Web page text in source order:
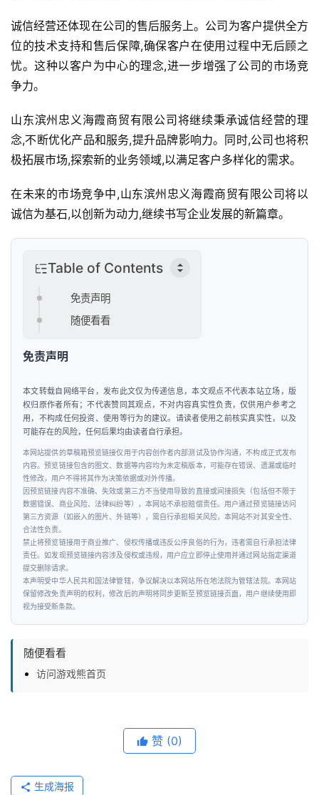
首
新
技
投
融
资
人
工
智
能
汽
车
出
行
诚信经营还体现在公司的售后服务上。公司为客户提供全方
位的技术支持和售后保障,确保客户在使用过程中无后顾之
忧。这种以客户为中心的理念,进一步增强了公司的市场竞
争力。
山东滨州忠义海霞商贸有限公司将继续秉承诚信经营的理
念,不断优化产品和服务,提升品牌影响力。同时,公司也将积
极拓展市场,探索新的业务领域,以满足客户多样化的需求。
在未来的市场竞争中,山东滨州忠义海霞商贸有限公司将以
诚信为基石,以创新为动力,继续书写企业发展的新篇章。
Table of Contents
免责声明
随便看看
免责声明
本文转载自网络平台，发布此文仅为传递信息，本文观点不代表本站立场，版
权归原作者所有；不代表赞同其观点，不对内容真实性负责，仅供用户参考之
用，不构成任何投资、使用等行为的建议。请读者使用之前核实真实性，以及
可能存在的风险，任何后果均由读者自行承担。
本网站提供的草稿箱预览链接仅用于内容创作者内部测试及协作沟通，不构成正式发布
内容。预览链接包含的图文、数据等内容均为未定稿版本，可能存在错误、遗漏或临时
性修改，用户不得将其作为决策依据或对外传播。
因预览链接内容不准确、失效或第三方不当使用导致的直接或间接损失（包括但不限于
数据错误、商业风险、法律纠纷等），本网站不承担赔偿责任。用户通过预览链接访问
第三方资源（如嵌入的图片、外链等），需自行承担相关风险，本网站不对其安全性、
合法性负责。
禁止将预览链接用于商业推广、侵权传播或违反公序良俗的行为，违者需自行承担法律
责任。如发现预览链接内容涉及侵权或违规，用户应立即停止使用并通过网站指定渠道
提交删除请求。
本声明受中华人民共和国法律管辖，争议解决以本网站所在地法院为管辖法院。本网站
保留修改免责声明的权利，修改后的声明将同步更新至预览链接页面，用户继续使用即
视为接受新条款。
随便看看
访问游戏熊首页
赞 (0)
生成海报